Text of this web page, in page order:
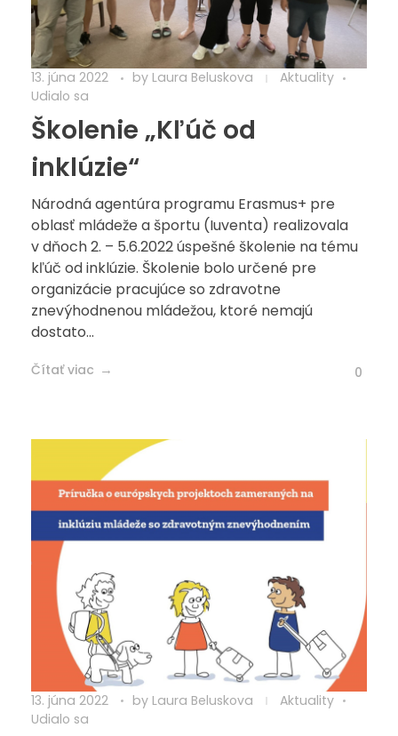
13. júna 2022 by Laura Beluskova
Aktuality
Udialo sa
Školenie „Kľúč od
inklúzie“
Národná agentúra programu Erasmus+ pre
oblasť mládeže a športu (Iuventa) realizovala
v dňoch 2. – 5.6.2022 úspešné školenie na tému
kľúč od inklúzie. Školenie bolo určené pre
organizácie pracujúce so zdravotne
znevýhodnenou mládežou, ktoré nemajú
dostato...
Čítať viac 0
13. júna 2022 by Laura Beluskova
Aktuality
Udialo sa